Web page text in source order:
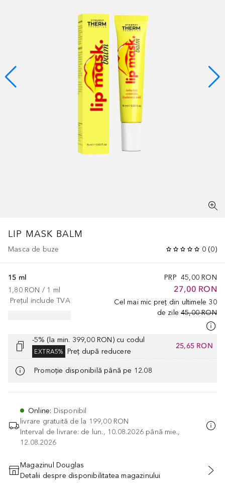
LIP MASK BALM
Masca de buze 0 (0)
PRP 45,00 RON
27,00 RON
Cel mai mic preț din ultimele 30
de zile 45,00 RON
15 ml
1,80 RON / 1 ml
Prețul include TVA
-5% (la min. 399,00 RON) cu codul
EXTRA5% Preț după reducere
25,65 RON
Promoție disponibilă până pe 12.08
Online: Disponibil
livrare gratuită de la 199,00 RON
Interval de livrare: de lun., 10.08.2026 până mie.,
12.08.2026
ADĂUGAȚI ÎN COŞ
Magazinul Douglas
Detalii despre disponibilitatea magazinului